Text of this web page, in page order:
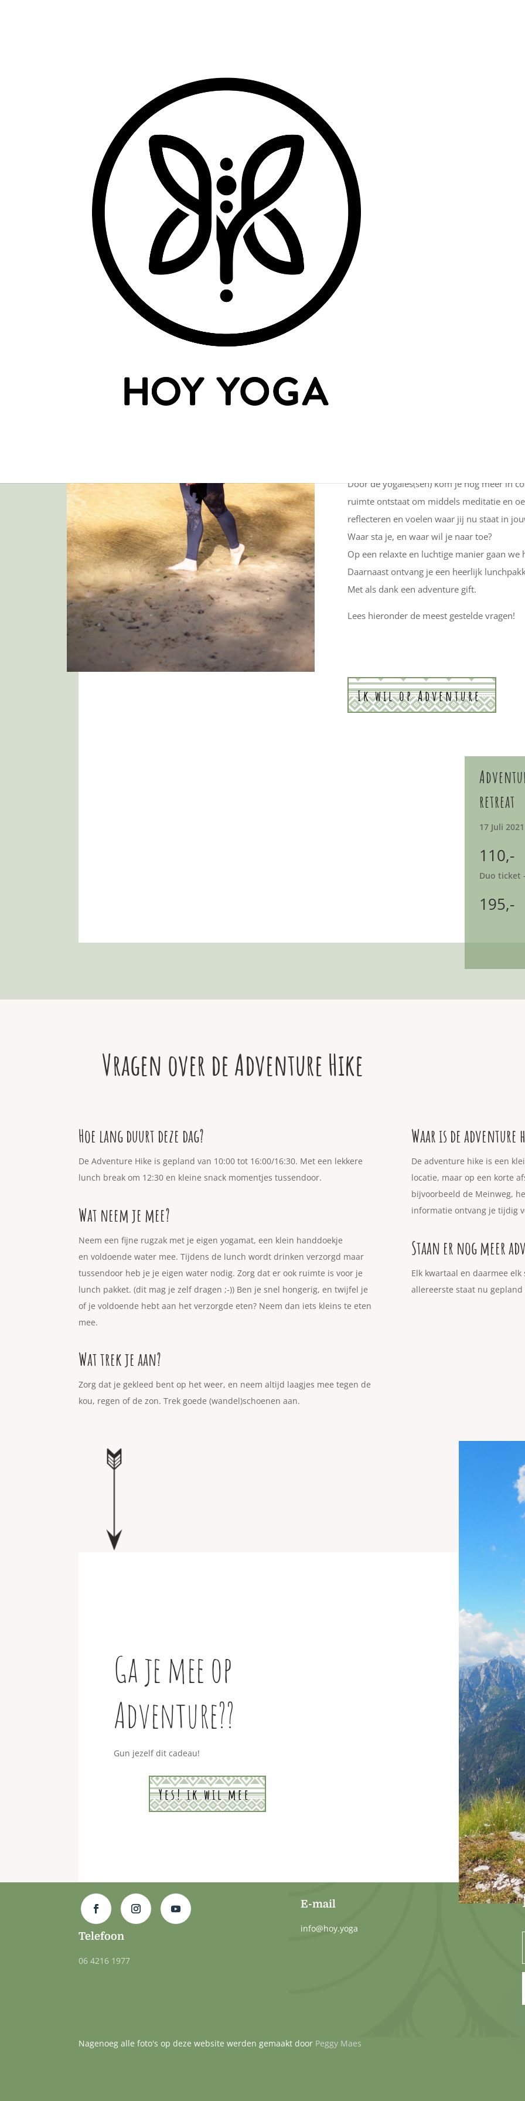
Adventure Hike
ONE DAY ADVENTURE
Zaterdag 17 Juli gaan we!
Door de yogales(sen) kom je nog meer in
ruimte ontstaat om middels meditatie en
reflecteren en voelen waar jij nu staat in
Waar sta je, en waar wil je naar toe?
Op een relaxte en luchtige manier gaan we
Daarnaast ontvang je een heerlijk
Met als dank een adventure gift.
Lees hieronder de meest gestelde vragen!
Ik wil op Adventure
retreat
17 Juli 2021
110,-
Duo ticket
195,-
Vragen over de Adventure Hike
Hoe lang duurt deze dag?
De Adventure Hike is gepland van 10:00 tot 16:00/16:30. Met een lekkere
lunch break om 12:30 en kleine snack momentjes tussendoor.
Wat neem je mee?
Neem een fijne rugzak met je eigen yogamat,een klein handdoekje
envoldoende water mee. Tijdens de lunch wordt drinken verzorgd maar
tussendoor heb je je eigen water nodig.Zorg dat er ook ruimte is voor je
lunch pakket. (dit mag je zelf dragen ;-)) Ben je snel hongerig, en twijfel je
of je voldoende hebt aan het verzorgde eten? Neem dan iets kleins te eten
mee.
Wat trek je aan?
Zorg dat je gekleed bent op het weer, en neem altijd laagjes mee tegen de
kou, regen of de zon. Trek goede (wandel)schoenen aan.
Waar is de adventure
De adventure hike is een
locatie, maar op een korte
bijvoorbeeld de Meinweg,
informatie ontvang je tijdig
Staan er nog meer
Elk kwartaal en daarmee
allereerste staat nu gepland
Ga je mee op
Adventure??
Gun jezelf dit cadeau!
Yes! ik wil mee
Telefoon
06 4216 1977
E-mail
info@hoy.yoga
Nagenoeg alle foto's op deze website werden gemaakt door Peggy Maes